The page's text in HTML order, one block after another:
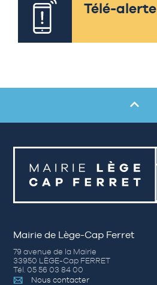
Télé-alerte
Mairie de Lège-Cap Ferret
79 avenue de la Mairie
33950 LÈGE-Cap FERRET
Tél. 05 56 03 84 00
Nous contacter